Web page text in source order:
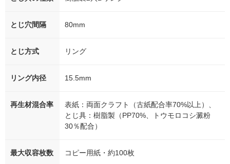
とじ穴間隔 80mm
とじ方式 リング
リング内径 15.5mm
再生材混合率
表紙：両面クラフト（古紙配合率70%以上）、
とじ具：樹脂製（PP70%、トウモロコシ澱粉
30％配合）
最大収容枚数 コピー用紙・約100枚